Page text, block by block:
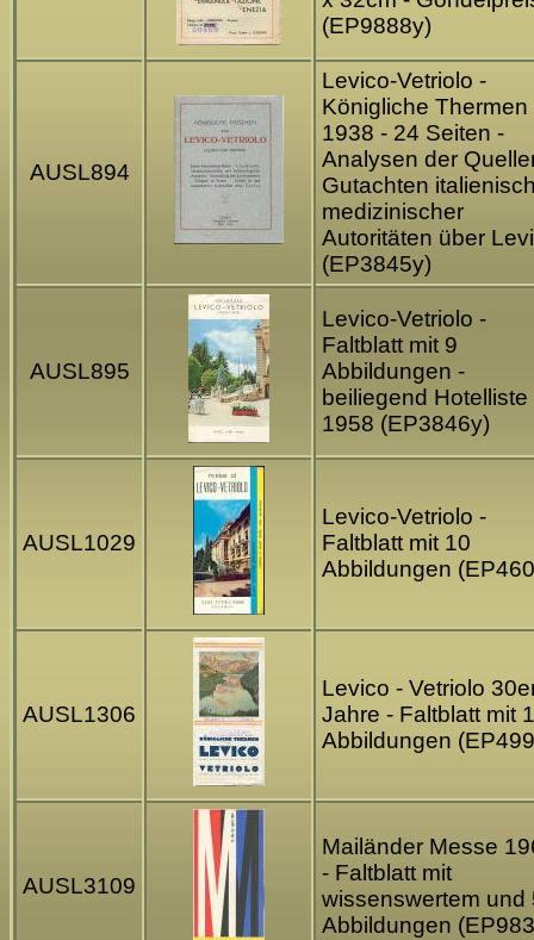
(EP9888y)
AUSL894
Levico-Vetriolo -
Königliche Thermen
1938 - 24 Seiten -
Analysen der
Gutachten
medizinischer
Autoritäten über
(EP3845y)
AUSL895
Levico-Vetriolo -
Faltblatt mit 9
Abbildungen -
beiliegend Hotelliste
1958 (EP3846y)
AUSL1029
Levico-Vetriolo -
Faltblatt mit 10
Abbildungen
AUSL1306
Levico - Vetriolo
Jahre - Faltblatt mit
Abbildungen
AUSL3109
Mailänder Messe
- Faltblatt mit
wissenswertem und
Abbildungen